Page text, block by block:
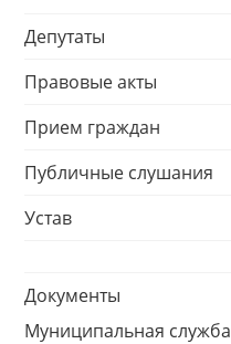
Депутаты
Правовые акты
Прием граждан
Публичные слушания
Устав
Документы
Муниципальная служба